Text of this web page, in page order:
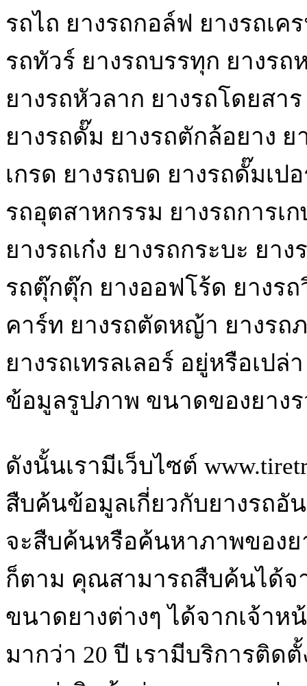
รถไถ ยางรถกอล์ฟ ยางรถเค
รถทัวร์ ยางรถบรรทุก ยางรถ
ยางรถหัวลาก ยางรถโดยสา
ยางรถดั๊ม ยางรถตักล้อยาง ย
เกรด ยางรถบด ยางรถดั๊มเ
รถอุตสาหกรรม ยางรถการเ
ยางรถเก๋ง ยางรถกระบะ ยา
รถตุ๊กตุ๊ก ยางออฟโร้ด ยางร
คาร์ท ยางรถตัดหญ้า ยางรถ
ยางรถเทรลเลอร์ อยู่หรือเป
ข้อมูลรูปภาพ ขนาดของยาง
ดังนั้นเรามีเว็บไซต์
สืบค้นข้อมูลเกี่ยวกับยางรถอั
จะสืบค้นหรือค้นหาภาพของย
ก็ตาม คุณสามารถสืบค้นได้จ
ขนาดยางต่างๆ ได้จากเจ้า
มากว่า 20 ปี เรามีบริการติด